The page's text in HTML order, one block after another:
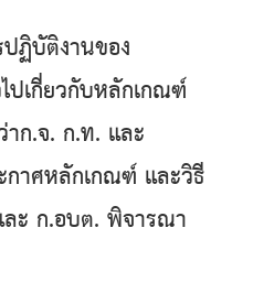
ฏิบัติงานของ
ปเกี่ยวกับหลักเกณฑ์
ก.จ. ก.ท. และ
กาศหลักเกณฑ์ และวิธี
ะ ก.อบต. พิจารณา